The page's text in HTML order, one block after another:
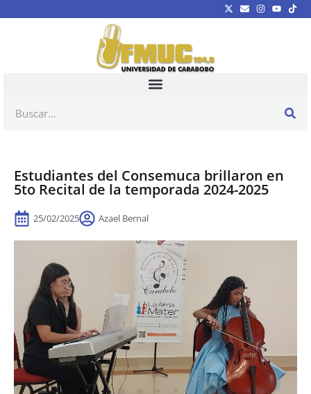
Estudiantes del Consemuca brillaron en
5to Recital de la temporada 2024-2025
25/02/2025 Azael Bernal